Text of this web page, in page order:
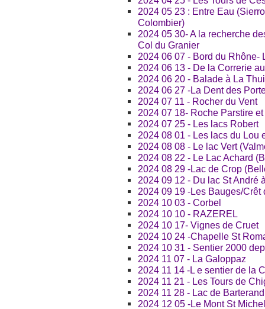
2024 05 23 : Entre Eau
Colombier)
2024 05 30- A la recherche
Col du Granier
2024 06 07 - Bord du Rhône-
2024 06 13 - De la Correrie
2024 06 20 - Balade à La
2024 06 27 -La Dent des
2024 07 11 - Rocher du Vent
2024 07 18- Roche Parstire
2024 07 25 - Les lacs Robert
2024 08 01 - Les lacs du Lou
2024 08 08 - Le lac Vert
2024 08 22 - Le Lac Achard
2024 08 29 -Lac de Crop
2024 09 12 - Du lac St André
2024 09 19 -Les Bauges/Crêt
2024 10 03 - Corbel
2024 10 10 - RAZEREL
2024 10 17- Vignes de Cruet
2024 10 24 -Chapelle St
2024 10 31 - Sentier 2000
2024 11 07 - La Galoppaz
2024 11 14 -L e sentier de la
2024 11 21 - Les Tours de
2024 11 28 - Lac de
2024 12 05 -Le Mont St